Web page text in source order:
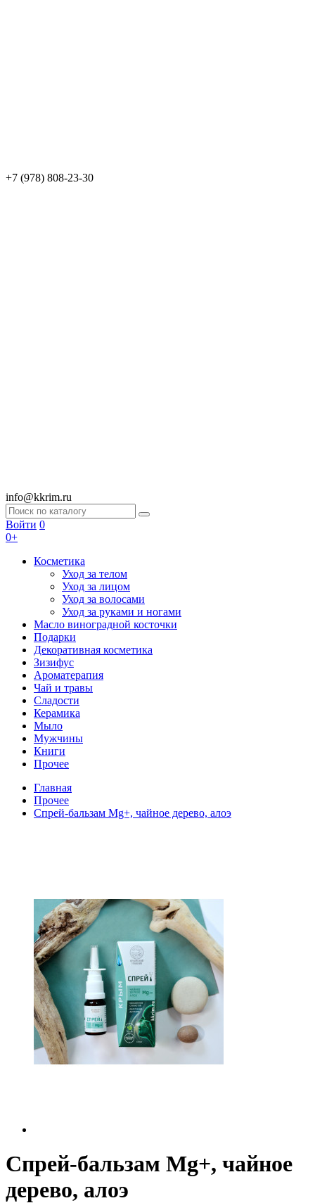
+7 (978) 808-23-30
info@kkrim.ru
Войти 0
0+
Косметика
Уход за телом
Уход за лицом
Уход за волосами
Уход за руками и ногами
Масло виноградной косточки
Подарки
Декоративная косметика
Зизифус
Ароматерапия
Чай и травы
Сладости
Керамика
Мыло
Мужчины
Книги
Прочее
Главная
Прочее
Спрей-бальзам Mg+, чайное дерево, алоэ
Спрей-бальзам Mg+, чайное
дерево, алоэ